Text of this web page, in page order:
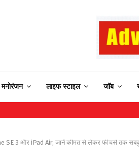
मनोरंजन लाइफ स्टाइल जॉब
SE 3 और iPad Air, जानें कीमत से लेकर फीचर्स तक